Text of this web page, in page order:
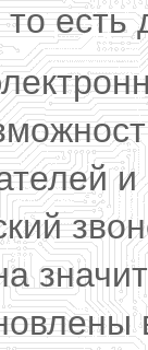
есть